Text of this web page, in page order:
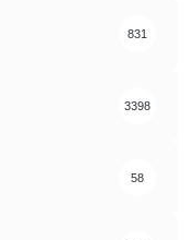
831
3398
58